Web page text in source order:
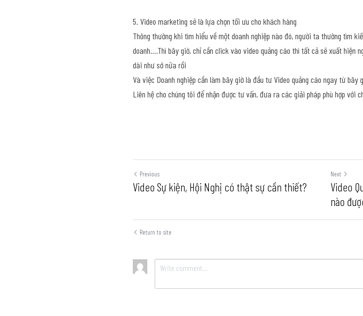
5. Video marketing sẽ là lựa chọn tối ưu cho khách hàng
Thông thường khi tìm hiểu về một doanh nghiệp nào đó, người ta thường tìm
doanh....Thì bây giờ, chỉ cần click vào video quảng cáo thì tất cả sẽ xuất hiện
dài như sớ nữa rồi
Và việc Doanh nghiệp cần làm bây giờ là đầu tư Video quảng cáo ngay từ
Liên hệ cho chúng tôi để nhận được tư vấn, đưa ra các giải pháp phù hợp với
Previous
Video Sự kiện, Hội Nghị có thật sự cần thiết?
Next
Video
nào
Return to site